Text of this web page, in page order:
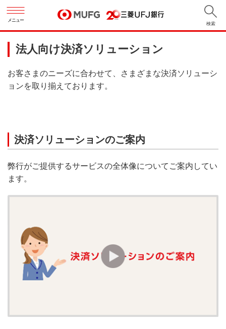
メニュー
検索
法人向け決済ソリューション
お客さまのニーズに合わせて、さまざまな決済ソリューシ
ョンを取り揃えております。
決済ソリューションのご案内
弊行がご提供するサービスの全体像についてご案内してい
ます。